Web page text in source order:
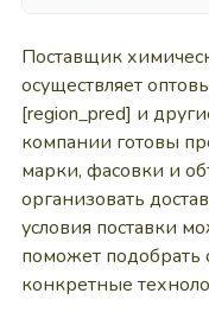
Поставщик
осуществляет
[region_pred] и
компании готовы
марки, фасовки и
организовать
условия поставки
поможет
конкретные